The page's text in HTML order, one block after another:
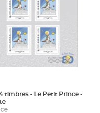
timbres - Le Petit Prince -